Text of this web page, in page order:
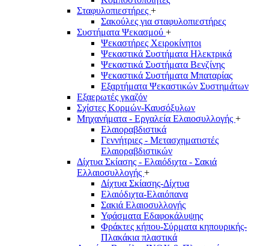
Σταφυλοπιεστήρες +
Σακούλες για σταφυλοπιεστήρες
Συστήματα Ψεκασμού +
Ψεκαστήρες Χειροκίνητοι
Ψεκαστικά Συστήματα Ηλεκτρικά
Ψεκαστικά Συστήματα Βενζίνης
Ψεκαστικά Συστήματα Μπαταρίας
Εξαρτήματα Ψεκαστικών Συστημάτων
Εξαερωτές γκαζόν
Σχίστες Κορμών-Καυσόξυλων
Μηχανήματα - Εργαλεία Ελαιοσυλλογής +
Ελαιοραβδιστικά
Γεννήτριες - Μετασχηματιστές
Ελαιοραβδιστικών
Δίχτυα Σκίασης - Ελαιόδιχτα - Σακιά
Ελλαιοσυλλογής +
Δίχτυα Σκίασης-Δίχτυα
Ελαιόδιχτα-Ελαιόπανα
Σακιά Ελαιοσυλλογής
Υφάσματα Εδαφοκάλυψης
Φράκτες κήπου-Σύρματα κηπουρικής-
Πλακάκια πλαστικά